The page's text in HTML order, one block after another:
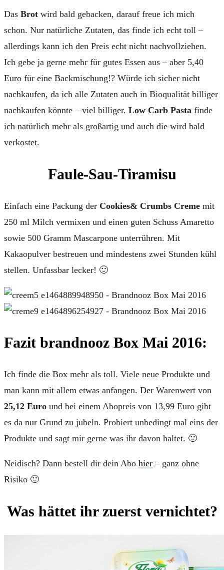
Das Brot wird bald gebacken, darauf freue ich mich
schon. Nur natürliche Zutaten, das finde ich echt toll –
allerdings kann ich den Preis echt nicht nachvollziehen.
Ich gebe ja gerne mehr für gutes Essen aus – aber 5,40
Euro für eine Backmischung!? Würde ich sicher nicht
nachkaufen, da ich alle Zutaten auch in Bioqualität billiger
nachkaufen könnte – viel billiger. Low Carb Pasta finde
ich natürlich mehr als großartig und auch die wird bald
verkostet.
Faule-Sau-Tiramisu
Einfach eine Packung der Cookies& Crumbs Creme mit
250 ml Milch vermixen und einen guten Schuss Amaretto
sowie 500 Gramm Mascarpone unterrühren. Mit
Kakaopulver bestreuen und mindestens zwei Stunden kühl
stellen. Unfassbar lecker! 🙂
Fazit brandnooz Box Mai 2016:
Ich finde die Box mehr als toll. Viele neue Produkte und
man kann mit allem etwas anfangen. Der Warenwert von
25,12 Euro und bei einem Abopreis von 13,99 Euro gibt
es da nur Grund zu jubeln. Probiert unbedingt mal eins der
Produkte und sagt mir gerne was ihr davon haltet. 🙂
Neidisch? Dann bestell dir dein Abo hier – ganz ohne
Risiko 🙂
Was hättet ihr zuerst vernichtet?